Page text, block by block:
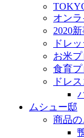
オン
2020
ドレ
お米プ
食育プ
ドレ
ムシュー邸
商品